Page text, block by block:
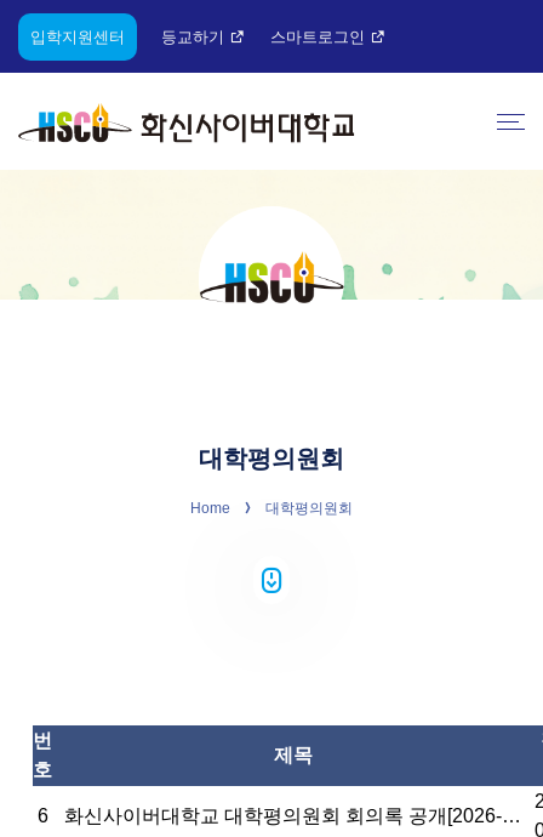
입학지원센터 등교하기 스마트로그인
대학평의원회
Home 대학평의원회
번
호
제목
6 화신사이버대학교 대학평의원회 회의록 공개[2026-3]